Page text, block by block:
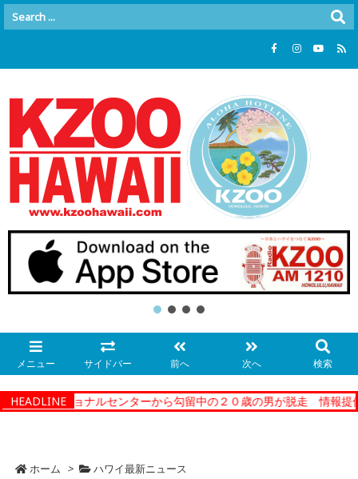
メニュー サイドバー 前へ 次へ 検索
HEADLINE
コレクショナルセンターから勾留中の２０歳の男が脱走 情報提供
ホーム > ハワイ最新ニュース